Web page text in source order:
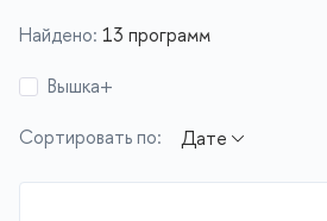
Найдено: 13 программ
Вышка+
Сортировать по: